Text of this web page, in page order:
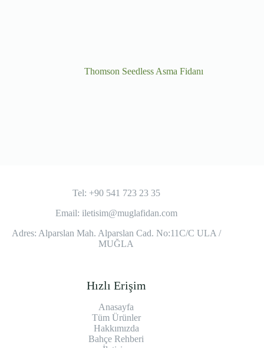
Thomson Seedless Asma Fidanı
Tel: +90 541 723 23 35
Email: iletisim@muglafidan.com
Adres: Alparslan Mah. Alparslan Cad. No:11C/C ULA /
MUĞLA
Hızlı Erişim
Anasayfa
Tüm Ürünler
Hakkımızda
Bahçe Rehberi